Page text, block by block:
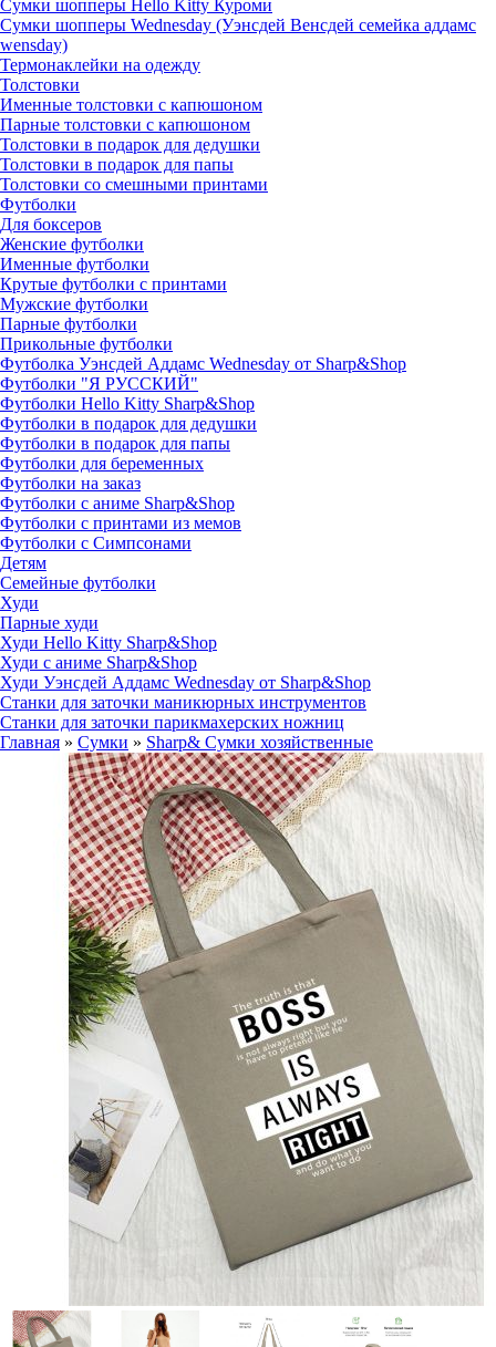
Сумки шопперы Hello Kitty Куроми
Сумки шопперы Wednesday (Уэнсдей Венсдей семейка аддамс
wensday)
Термонаклейки на одежду
Толстовки
Именные толстовки с капюшоном
Парные толстовки с капюшоном
Толстовки в подарок для дедушки
Толстовки в подарок для папы
Толстовки со смешными принтами
Футболки
Для боксеров
Женские футболки
Именные футболки
Крутые футболки с принтами
Мужские футболки
Парные футболки
Прикольные футболки
Футболка Уэнсдей Аддамс Wednesday от Sharp&Shop
Футболки "Я РУССКИЙ"
Футболки Hello Kitty Sharp&Shop
Футболки в подарок для дедушки
Футболки в подарок для папы
Футболки для беременных
Футболки на заказ
Футболки с аниме Sharp&Shop
Футболки с принтами из мемов
Футболки с Симпсонами
Детям
Семейные футболки
Худи
Парные худи
Худи Hello Kitty Sharp&Shop
Худи с аниме Sharp&Shop
Худи Уэнсдей Аддамс Wednesday от Sharp&Shop
Станки для заточки маникюрных инструментов
Станки для заточки парикмахерских ножниц
Главная » Сумки » Sharp& Сумки хозяйственные